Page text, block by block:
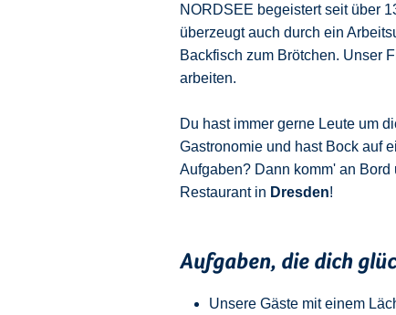
NORDSEE begeistert seit über
überzeugt auch durch ein
Backfisch zum Brötchen. Unser
arbeiten.
Du hast immer gerne Leute um
Gastronomie und hast Bock auf
Aufgaben? Dann komm' an Bord
Restaurant in Dresden!
Aufgaben, die dich
Unsere Gäste mit einem